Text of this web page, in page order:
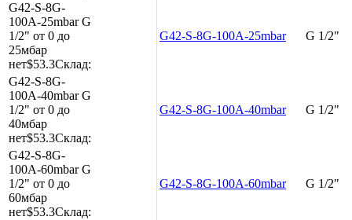
G42-S-8G-
100A-25mbarG
1/2" от 0 до
25мбар
нет$53.3Склад:
G42-S-8G-100A-25mbar G 1/2"
G42-S-8G-
100A-40mbarG
1/2" от 0 до
40мбар
нет$53.3Склад:
G42-S-8G-100A-40mbar G 1/2"
G42-S-8G-
100A-60mbarG
1/2" от 0 до
60мбар
нет$53.3Склад:
G42-S-8G-100A-60mbar G 1/2"